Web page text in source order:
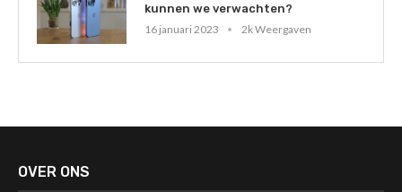
kunnen we verwachten?
16 januari 2023
2k Weergaven
OVER ONS